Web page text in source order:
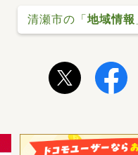
清瀬市の「地域情報